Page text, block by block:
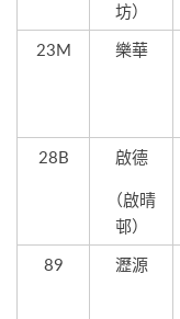
坊）
23M 樂華
28B
啟德
（啟晴
邨）
89
瀝源